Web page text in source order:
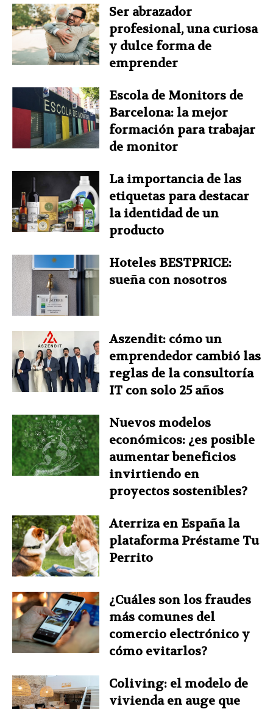
Ser abrazador
profesional, una curiosa
y dulce forma de
emprender
Escola de Monitors de
Barcelona: la mejor
formación para trabajar
de monitor
La importancia de las
etiquetas para destacar
la identidad de un
producto
Hoteles BESTPRICE:
sueña con nosotros
Aszendit: cómo un
emprendedor cambió las
reglas de la consultoría
IT con solo 25 años
Nuevos modelos
económicos: ¿es posible
aumentar beneficios
invirtiendo en
proyectos sostenibles?
Aterriza en España la
plataforma Préstame Tu
Perrito
¿Cuáles son los fraudes
más comunes del
comercio electrónico y
cómo evitarlos?
Coliving: el modelo de
vivienda en auge que